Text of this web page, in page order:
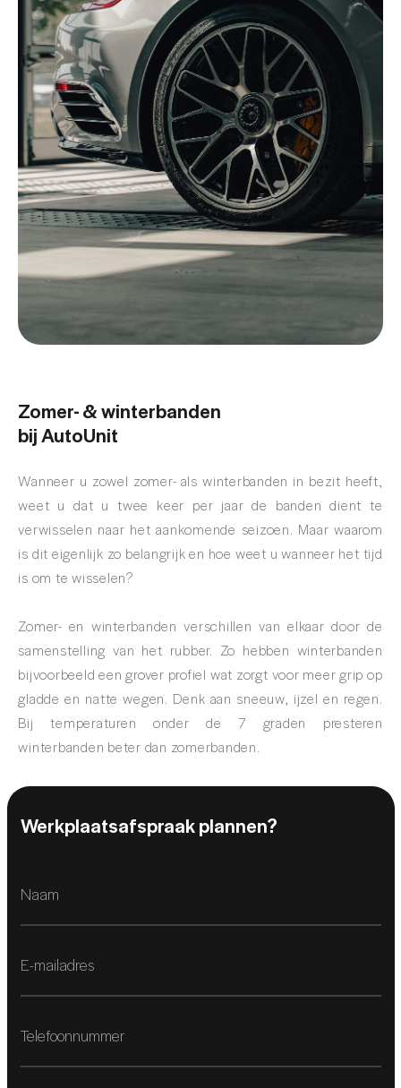
Zomer- & winterbanden
bij AutoUnit
Wanneer u zowel zomer- als winterbanden in bezit heeft,
weet u dat u twee keer per jaar de banden dient te
verwisselen naar het aankomende seizoen. Maar waarom
is dit eigenlijk zo belangrijk en hoe weet u wanneer het tijd
is om te wisselen?
Zomer- en winterbanden verschillen van elkaar door de
samenstelling van het rubber. Zo hebben winterbanden
bijvoorbeeld een grover profiel wat zorgt voor meer grip op
gladde en natte wegen. Denk aan sneeuw, ijzel en regen.
Bij temperaturen onder de 7 graden presteren
winterbanden beter dan zomerbanden.
Werkplaatsafspraak plannen?